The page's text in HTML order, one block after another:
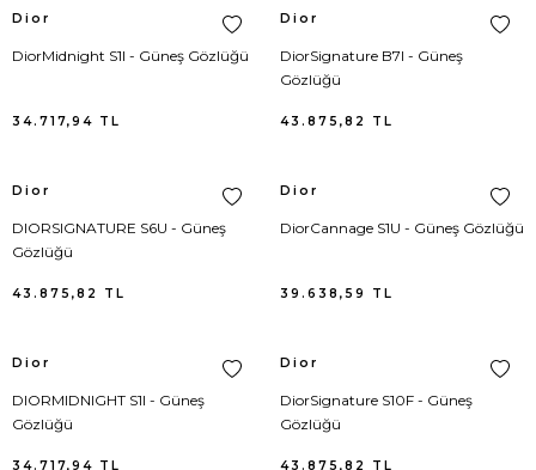
Superga
Ted Baker
Victoria's Secret
T-Shirt
Tulum
Dior
DiorMidnight S1I - Güneş Gözlüğü
34.717,94 TL
Dior
DiorSignature B7I - Güneş
Gözlüğü
43.875,82 TL
Dior
DIORSIGNATURE S6U - Güneş
Gözlüğü
43.875,82 TL
Dior
DiorCannage S1U - Güneş Gözlüğü
39.638,59 TL
Dior
DIORMIDNIGHT S1I - Güneş
Gözlüğü
34.717,94 TL
Dior
DiorSignature S10F - Güneş
Gözlüğü
43.875,82 TL